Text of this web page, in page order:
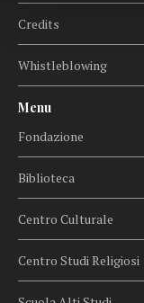
Credits
Whistleblowing
Menu
Fondazione
Biblioteca
Centro Culturale
Centro Studi Religiosi